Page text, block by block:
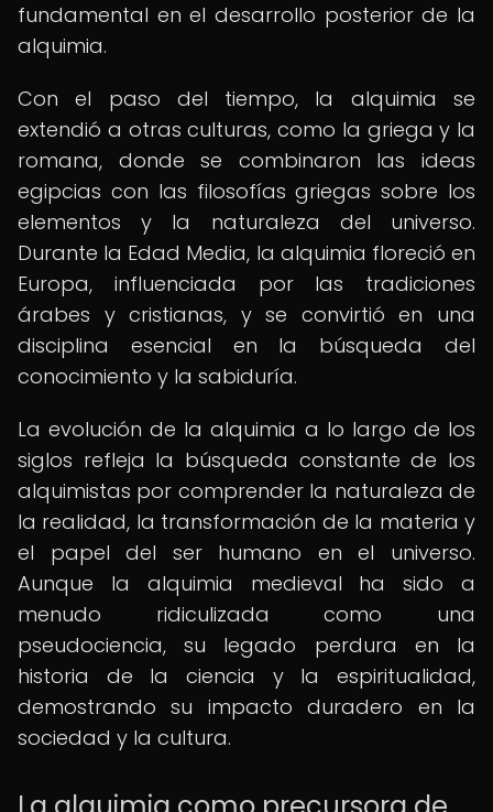
fundamental en el desarrollo posterior de la
alquimia.
Con el paso del tiempo, la alquimia se
extendió a otras culturas, como la griega y la
romana, donde se combinaron las ideas
egipcias con las filosofías griegas sobre los
elementos y la naturaleza del universo.
Durante la Edad Media, la alquimia floreció en
Europa, influenciada por las tradiciones
árabes y cristianas, y se convirtió en una
disciplina esencial en la búsqueda del
conocimiento y la sabiduría.
La evolución de la alquimia a lo largo de los
siglos refleja la búsqueda constante de los
alquimistas por comprender la naturaleza de
la realidad, la transformación de la materia y
el papel del ser humano en el universo.
Aunque la alquimia medieval ha sido a
menudo ridiculizada como una
pseudociencia, su legado perdura en la
historia de la ciencia y la espiritualidad,
demostrando su impacto duradero en la
sociedad y la cultura.